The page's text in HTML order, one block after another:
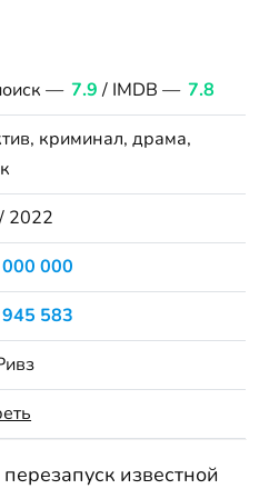
— 7.9 / IMDB — 7.8
криминал, драма,
000
583
известной